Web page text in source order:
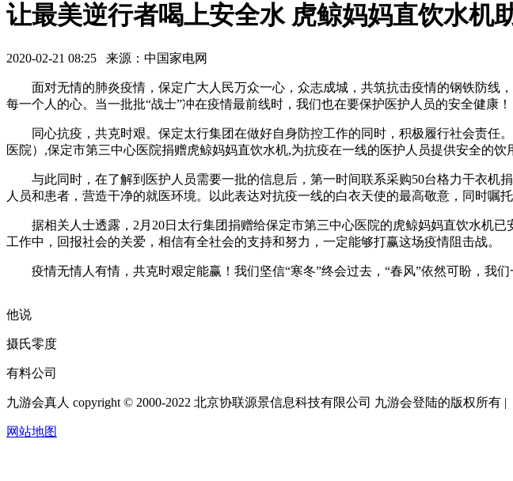
让最美逆行者喝上安全水 虎鲸妈妈直饮水机
2020-02-21 08:25 来源：中国家电网
面对无情的肺炎疫情，保定广大人民万众一心，众志成城，共筑抗击疫情的钢铁防线
每一个人的心。当一批批“战士”冲在疫情最前线时，我们也在要保护医护人员的安全健康！
同心抗疫，共克时艰。保定太行集团在做好自身防控工作的同时，积极履行社会责任
医院）,保定市第三中心医院捐赠虎鲸妈妈直饮水机,为抗疫在一线的医护人员提供安全的饮
与此同时，在了解到医护人员需要一批的信息后，第一时间联系采购50台格力干衣机
人员和患者，营造干净的就医环境。以此表达对抗疫一线的白衣天使的最高敬意，同时嘱
据相关人士透露，2月20日太行集团捐赠给保定市第三中心医院的虎鲸妈妈直饮水机已
工作中，回报社会的关爱，相信有全社会的支持和努力，一定能够打赢这场疫情阻击战。
疫情无情人有情，共克时艰定能赢！我们坚信“寒冬”终会过去，“春风”依然可盼，我们
他说
摄氏零度
有料公司
九游会真人 copyright © 2000-2022 北京协联源景信息科技有限公司 九游会登陆的版权所有 |
网站地图